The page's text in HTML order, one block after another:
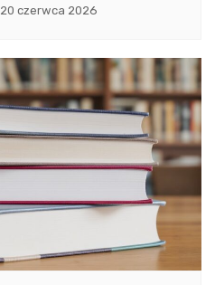
20 czerwca 2026